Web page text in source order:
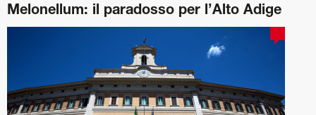
Melonellum: il paradosso per l’Alto Adige